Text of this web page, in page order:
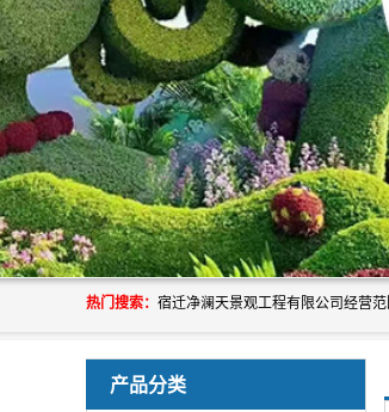
热门搜索：
产品分类